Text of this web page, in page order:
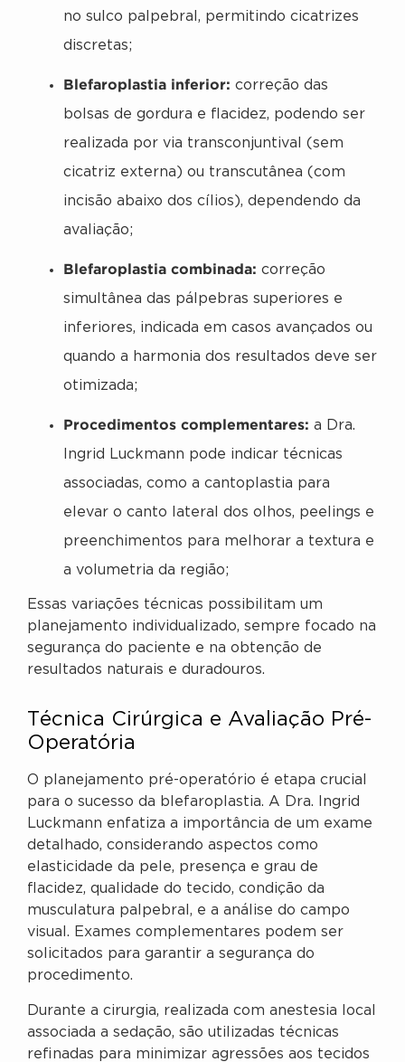
no sulco palpebral, permitindo cicatrizes
discretas;
Blefaroplastia inferior: correção das
bolsas de gordura e flacidez, podendo ser
realizada por via transconjuntival (sem
cicatriz externa) ou transcutânea (com
incisão abaixo dos cílios), dependendo da
avaliação;
Blefaroplastia combinada: correção
simultânea das pálpebras superiores e
inferiores, indicada em casos avançados ou
quando a harmonia dos resultados deve ser
otimizada;
Procedimentos complementares: a Dra.
Ingrid Luckmann pode indicar técnicas
associadas, como a cantoplastia para
elevar o canto lateral dos olhos, peelings e
preenchimentos para melhorar a textura e
a volumetria da região;
Essas variações técnicas possibilitam um
planejamento individualizado, sempre focado na
segurança do paciente e na obtenção de
resultados naturais e duradouros.
Técnica Cirúrgica e Avaliação Pré-
Operatória
O planejamento pré-operatório é etapa crucial
para o sucesso da blefaroplastia. A Dra. Ingrid
Luckmann enfatiza a importância de um exame
detalhado, considerando aspectos como
elasticidade da pele, presença e grau de
flacidez, qualidade do tecido, condição da
musculatura palpebral, e a análise do campo
visual. Exames complementares podem ser
solicitados para garantir a segurança do
procedimento.
Durante a cirurgia, realizada com anestesia local
associada a sedação, são utilizadas técnicas
refinadas para minimizar agressões aos tecidos